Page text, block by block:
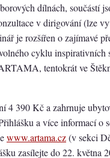
dílnách, součástí
v dirigování (lze
je rozšířen o zajímavé
cyklu inspirativních
tentokrát ve
4 390 Kč a zahrnuje
a více informací o
www.artama.cz(v sekci
zasílejte do 22. května